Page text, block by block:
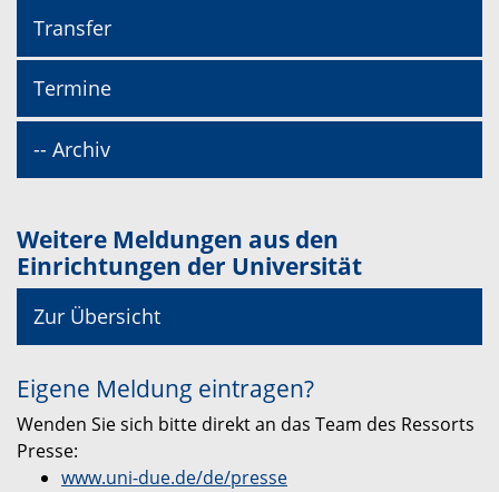
Transfer
Termine
-- Archiv
Weitere Meldungen aus den
Einrichtungen der Universität
Zur Übersicht
Eigene Meldung eintragen?
Wenden Sie sich bitte direkt an das Team des Ressorts
Presse:
www.uni-due.de/de/presse